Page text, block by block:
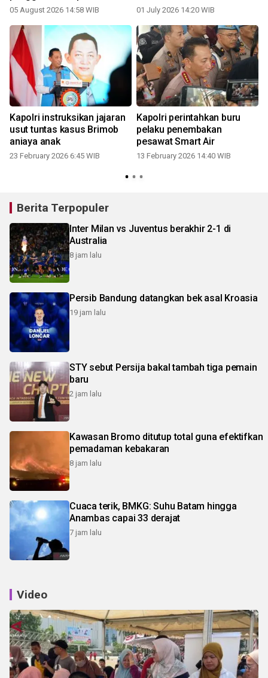
05 August 2026 14:58 WIB 01 July 2026 14:20 WIB
Kapolri instruksikan jajaran
usut tuntas kasus Brimob
aniaya anak
23 February 2026 6:45 WIB
Kapolri perintahkan buru
pelaku penembakan
pesawat Smart Air
13 February 2026 14:40 WIB
Berita Terpopuler
Inter Milan vs Juventus berakhir 2-1 di
Australia
8 jam lalu
Persib Bandung datangkan bek asal Kroasia
19 jam lalu
STY sebut Persija bakal tambah tiga pemain
baru
2 jam lalu
Kawasan Bromo ditutup total guna efektifkan
pemadaman kebakaran
8 jam lalu
Cuaca terik, BMKG: Suhu Batam hingga
Anambas capai 33 derajat
7 jam lalu
Video